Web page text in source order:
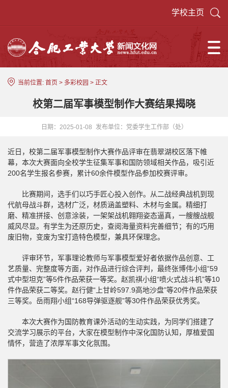
学校主页
当前位置: 首页 > 多彩校园 > 正文
校第二届军事模型制作大赛结果揭晓
日期：2025-01-08 发布单位：党委学生工作部（处）
近日，校第二届军事模型制作大赛作品评审在翡翠湖校区落下帷
幕，本次大赛面向全校学生征集军事和国防领域相关作品，吸引近
200名学生报名参赛，累计60余件模型作品参加校赛评审。
比赛期间，选手们以巧手匠心投入创作。从二战经典战机到现
代航母战斗群，选材广泛，材质涵盖塑料、木材与金属。精细打
磨、精准拼接、创意涂装，一架架战机翱翔姿态逼真，一艘艘战舰
威风尽显。有学生为还原历史，查阅海量资料完善细节；有的巧用
废旧物，变废为宝打造特色模型，兼具环保理念。
评审环节，军事理论教师与军事模型爱好者依据作品创意、工
艺质量、完整度等方面，对作品进行综合评判，最终张博伟小组“59
式中型坦克”等5件作品荣获一等奖。赵凯祺小组“喷火式战斗机”等10
件作品荣获二等奖。赵行健“上甘岭597.9高地沙盘”等20件作品荣获
三等奖。岳雨翔小组“168导弹驱逐舰”等30件作品荣获优秀奖。
本次大赛作为国防教育课外活动的生动实践，为同学们搭建了
交流学习展示的平台，大家在模型制作中深化国防认知，厚植爱国
情怀，营造了浓厚军事文化氛围。